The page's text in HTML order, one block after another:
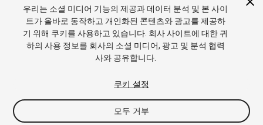
Copyright © 2017 Unity Technologies. Publication 2017.1
우리는 소셜 미디어 기능의 제공과 데이터 분석 및 본 사이
트가 올바로 동작하고 개인화된 콘텐츠와 광고를 제공하
기 위해 쿠키를 사용하고 있습니다. 회사 사이트에 대한 귀
하의 사용 정보를 회사의 소셜 미디어, 광고 및 분석 협력
사와 공유합니다.
쿠키 설정
모두 거부